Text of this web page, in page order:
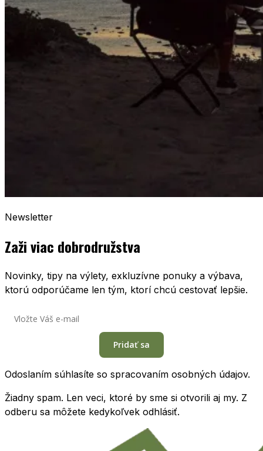
Newsletter
Zaži viac dobrodružstva
Novinky, tipy na výlety, exkluzívne ponuky a výbava,
ktorú odporúčame len tým, ktorí chcú cestovať lepšie.
Pridať sa
Odoslaním súhlasíte so spracovaním osobných údajov.
Žiadny spam. Len veci, ktoré by sme si otvorili aj my. Z
odberu sa môžete kedykoľvek odhlásiť.